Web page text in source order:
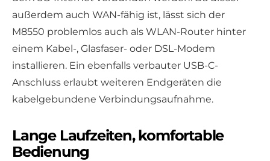
außerdem auch WAN-fähig ist, lässt sich der
M8550 problemlos auch als WLAN-Router hinter
einem Kabel-, Glasfaser- oder DSL-Modem
installieren. Ein ebenfalls verbauter USB-C-
Anschluss erlaubt weiteren Endgeräten die
kabelgebundene Verbindungsaufnahme.
Lange Laufzeiten, komfortable
Bedienung